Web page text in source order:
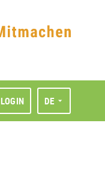
LOGIN DE